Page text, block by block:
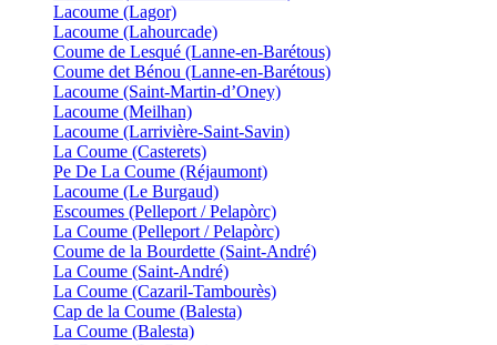
Lacoume (Lagor)
Lacoume (Lahourcade)
Coume de Lesqué (Lanne-en-Barétous)
Coume det Bénou (Lanne-en-Barétous)
Lacoume (Saint-Martin-d’Oney)
Lacoume (Meilhan)
Lacoume (Larrivière-Saint-Savin)
La Coume (Casterets)
Pe De La Coume (Réjaumont)
Lacoume (Le Burgaud)
Escoumes (Pelleport / Pelapòrc)
La Coume (Pelleport / Pelapòrc)
Coume de la Bourdette (Saint-André)
La Coume (Saint-André)
La Coume (Cazaril-Tambourès)
Cap de la Coume (Balesta)
La Coume (Balesta)